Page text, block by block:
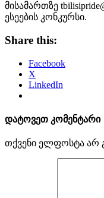
მისამართზე
ესეების კონკურსი.
Share this:
Facebook
X
LinkedIn
დატოვეთ კომენტარი
თქვენი ელფოსტა არ